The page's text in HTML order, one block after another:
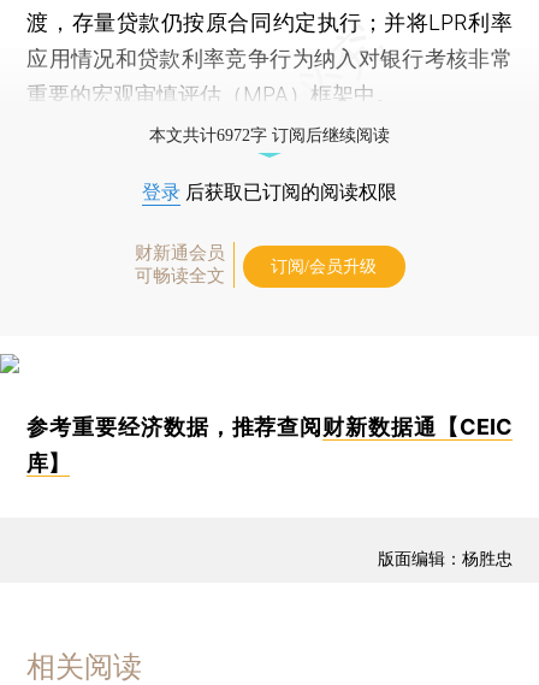
渡，存量贷款仍按原合同约定执行；并将LPR利率
应用情况和贷款利率竞争行为纳入对银行考核非常
重要的宏观审慎评估（MPA）框架中。
本文共计6972字 订阅后继续阅读
登录 后获取已订阅的阅读权限
财新通会员
可畅读全文
订阅/会员升级
参考重要经济数据，推荐查阅 财新数据通【CEIC
库】
版面编辑：杨胜忠
相关阅读